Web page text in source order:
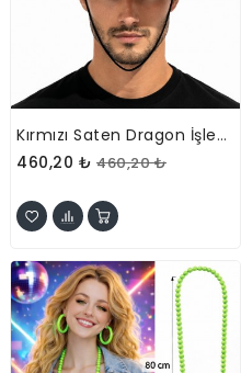
Kırmızı Saten Dragon İşlemeli Şapka – Lastikli
460,20 ₺ 460,20 ₺